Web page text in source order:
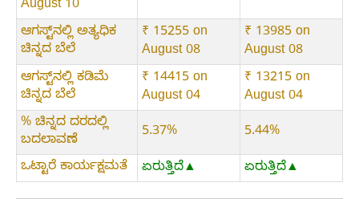
August 10
ಆಗಸ್ಟ್‌ನಲ್ಲಿ ಅತ್ಯಧಿಕ
ಚಿನ್ನದ ಬೆಲೆ
₹ 15255 on
August 08
₹ 13985 on
August 08
ಆಗಸ್ಟ್‌ನಲ್ಲಿ ಕಡಿಮೆ
ಚಿನ್ನದ ಬೆಲೆ
₹ 14415 on
August 04
₹ 13215 on
August 04
% ಚಿನ್ನದ ದರದಲ್ಲಿ
ಬದಲಾವಣೆ
5.37%
5.44%
ಒಟ್ಟಾರೆ ಕಾರ್ಯಕ್ಷಮತೆ
ಏರುತ್ತಿದೆ▲ ಏರುತ್ತಿದೆ▲